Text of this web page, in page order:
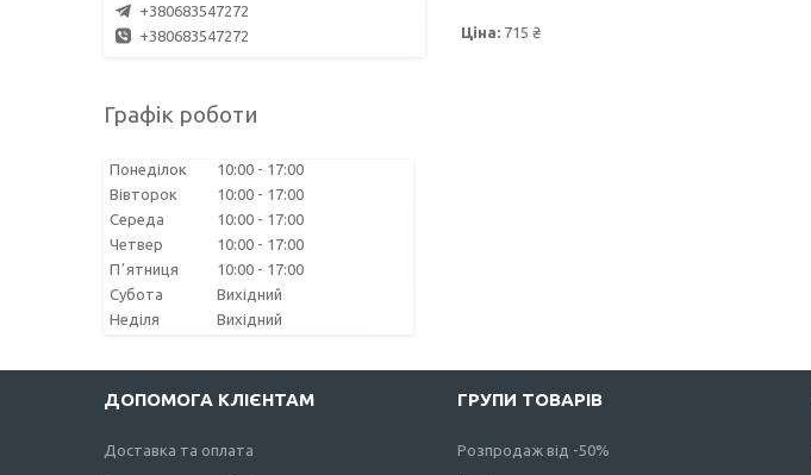
Ціна: 715 ₴
+380683547272
+380683547272
Графік роботи
Понеділок 10:00
17:00
Вівторок
10:00
17:00
Середа
10:00
17:00
Четвер
10:00
17:00
Пʼятниця
10:00
17:00
Субота
Вихідний
Неділя
Вихідний
ДОПОМОГА КЛІЄНТАМ
Доставка та оплата
ГРУПИ ТОВАРІВ
Розпродаж від -50%